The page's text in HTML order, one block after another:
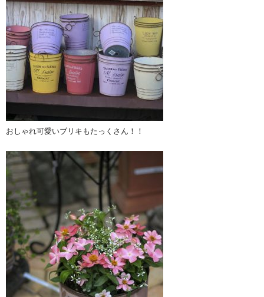
おしゃれ可愛いブリキもたっくさん！！